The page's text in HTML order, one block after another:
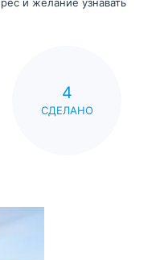
и желание узнавать
4
СДЕЛАНО